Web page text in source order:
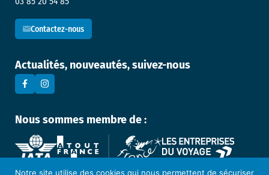
Contactez-nous
Actualités, nouveautés, suivez-nous
Nous sommes membre de :
Notre site utilise des cookies qui nous permettent de sécuriser